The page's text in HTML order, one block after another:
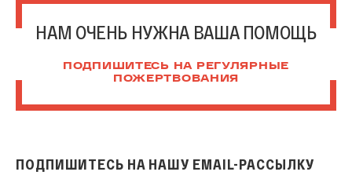
НАМ ОЧЕНЬ НУЖНА ВАША ПОМОЩЬ
ПОДПИШИТЕСЬ НА РЕГУЛЯРНЫЕ
ПОЖЕРТВОВАНИЯ
ПОДПИШИТЕСЬ НА НАШУ EMAIL-РАССЫЛКУ